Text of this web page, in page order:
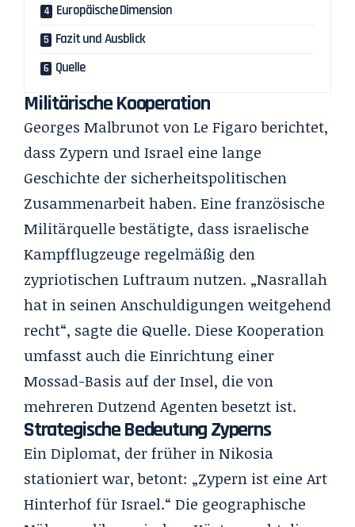
Europäische Dimension
Fazit und Ausblick
Quelle
Militärische Kooperation
Georges Malbrunot vonLe Figaroberichtet,
dass Zypern und Israel eine lange
Geschichte der sicherheitspolitischen
Zusammenarbeit haben. Eine französische
Militärquelle bestätigte, dass israelische
Kampfflugzeuge regelmäßig den
zypriotischen Luftraum nutzen. „Nasrallah
hat in seinen Anschuldigungen weitgehend
recht“, sagte die Quelle. Diese Kooperation
umfasst auch die Einrichtung einer
Mossad-Basis auf der Insel, die von
mehreren Dutzend Agenten besetzt ist.
Strategische Bedeutung Zyperns
Ein Diplomat, der früher in Nikosia
stationiert war, betont: „Zypern ist eine Art
Hinterhof für Israel.“ Die geographische